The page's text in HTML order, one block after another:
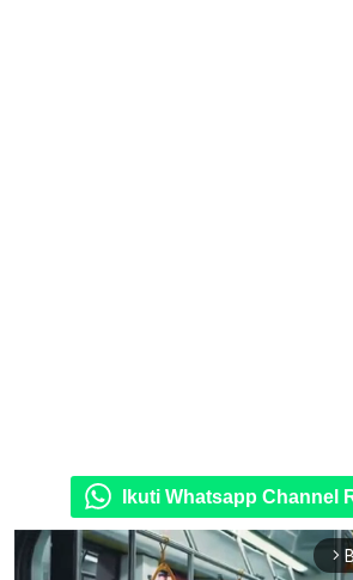
Ikuti Whatsapp Channel
arrow_forward_ios